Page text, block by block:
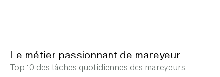
Le métier passionnant de mareyeur
Top 10 des tâches quotidiennes des mareyeurs